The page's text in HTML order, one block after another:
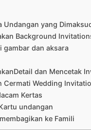
Undangan yang
Background
gambar dan aksara
dan Mencetak
Cermati Wedding
Kertas
undangan
ke Famili